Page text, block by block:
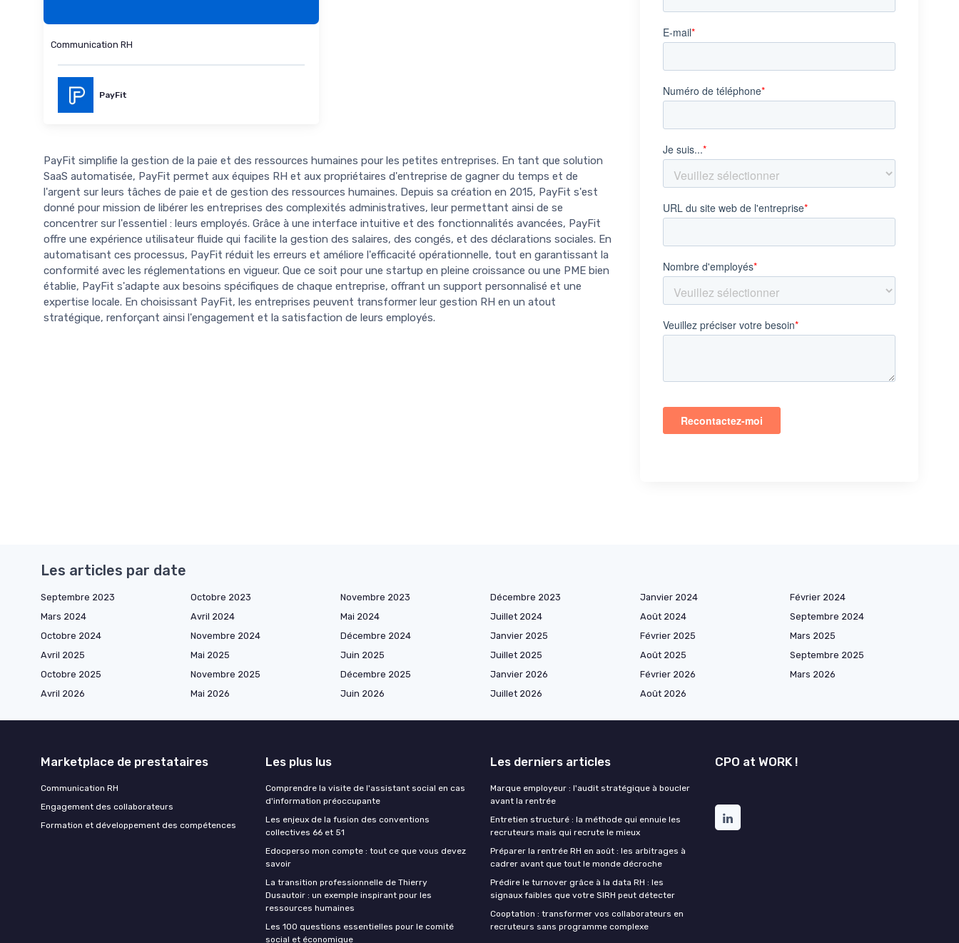
Communication RH
PayFit
PayFit simplifie la gestion de la paie et des ressources humaines pour les petites entreprises. En tant que solution
SaaS automatisée, PayFit permet aux équipes RH et aux propriétaires d'entreprise de gagner du temps et de
l'argent sur leurs tâches de paie et de gestion des ressources humaines. Depuis sa création en 2015, PayFit s'est
donné pour mission de libérer les entreprises des complexités administratives, leur permettant ainsi de se
concentrer sur l'essentiel : leurs employés. Grâce à une interface intuitive et des fonctionnalités avancées, PayFit
offre une expérience utilisateur fluide qui facilite la gestion des salaires, des congés, et des déclarations sociales. En
automatisant ces processus, PayFit réduit les erreurs et améliore l'efficacité opérationnelle, tout en garantissant la
conformité avec les réglementations en vigueur. Que ce soit pour une startup en pleine croissance ou une PME bien
établie, PayFit s'adapte aux besoins spécifiques de chaque entreprise, offrant un support personnalisé et une
expertise locale. En choisissant PayFit, les entreprises peuvent transformer leur gestion RH en un atout
stratégique, renforçant ainsi l'engagement et la satisfaction de leurs employés.
Les articles par date
Septembre 2023 Octobre 2023 Novembre 2023 Décembre 2023 Janvier 2024
Février 2024
Mars 2024
Avril 2024 Mai 2024 Juillet 2024 Août 2024
Septembre 2024
Octobre 2024
Novembre 2024 Décembre 2024 Janvier 2025 Février 2025
Mars 2025
Avril 2025
Mai 2025 Juin 2025 Juillet 2025 Août 2025
Septembre 2025
Octobre 2025
Novembre 2025 Décembre 2025 Janvier 2026 Février 2026
Mars 2026
Avril 2026
Mai 2026 Juin 2026 Juillet 2026 Août 2026
Marketplace de prestataires
Communication RH
Engagement des collaborateurs
Formation et développement des compétences
Les plus lus
Comprendre la visite de l'assistant social en cas
d'information préoccupante
Les enjeux de la fusion des conventions
collectives 66 et 51
Edocperso mon compte : tout ce que vous devez
savoir
La transition professionnelle de Thierry
Dusautoir : un exemple inspirant pour les
ressources humaines
Les 100 questions essentielles pour le comité
social et économique
Les derniers articles
Marque employeur : l'audit stratégique à boucler
avant la rentrée
Entretien structuré : la méthode qui ennuie les
recruteurs mais qui recrute le mieux
Préparer la rentrée RH en août : les arbitrages à
cadrer avant que tout le monde décroche
Prédire le turnover grâce à la data RH : les
signaux faibles que votre SIRH peut détecter
Cooptation : transformer vos collaborateurs en
recruteurs sans programme complexe
CPO at WORK !